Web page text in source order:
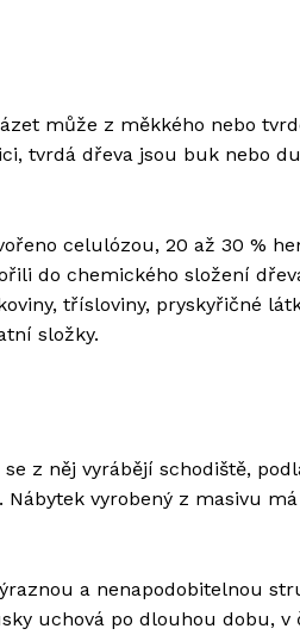
může z měkkého nebo
tvrdá dřeva jsou buk nebo
celulózou, 20 až 30 %
do chemického složení
třísloviny, pryskyřičné
složky.
z něj vyrábějí schodiště,
vyrobený z masivu
a nenapodobitelnou
uchová po dlouhou dobu, v